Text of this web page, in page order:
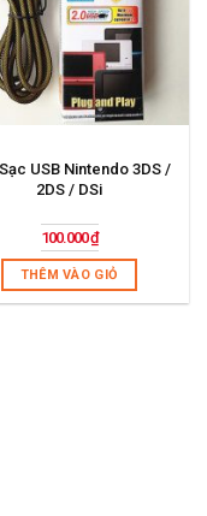
USB Nintendo 3DS /
2DS / DSi
100.000₫
THÊM VÀO GIỎ